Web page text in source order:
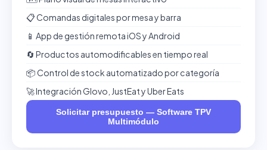
📋 Comandas digitales por mesa y barra
📱 App de gestión remota iOS y Android
🔄 Productos automodificables en tiempo real
📦 Control de stock automatizado por categoría
🚀 Integración Glovo, JustEat y Uber Eats
Solicitar presupuesto — Software TPV
Multimódulo